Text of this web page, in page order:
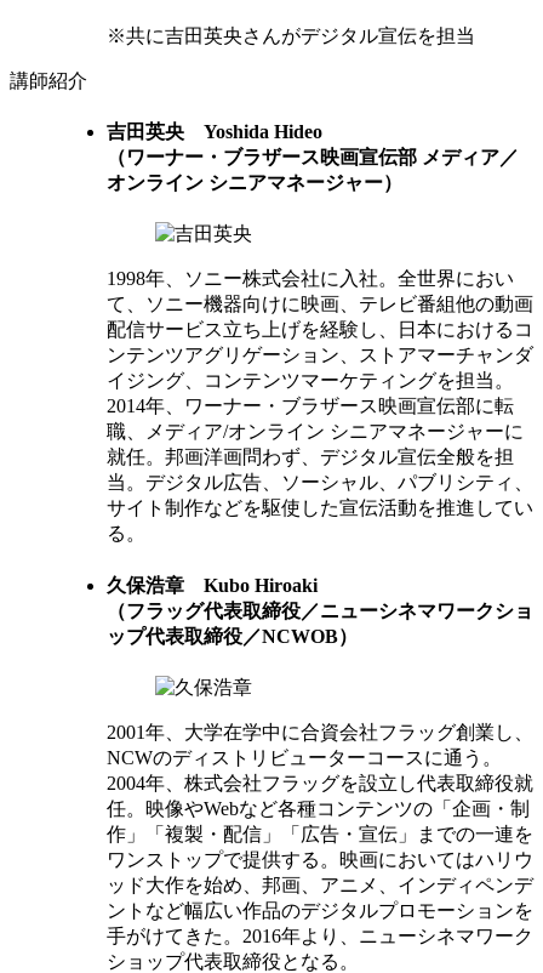
※共に吉田英央さんがデジタル宣伝を担当
講師紹介
吉田英央 Yoshida Hideo
（ワーナー・ブラザース映画宣伝部 メディア／
オンライン シニアマネージャー）
1998年、ソニー株式会社に入社。全世界におい
て、ソニー機器向けに映画、テレビ番組他の動画
配信サービス立ち上げを経験し、日本におけるコ
ンテンツアグリゲーション、ストアマーチャンダ
イジング、コンテンツマーケティングを担当。
2014年、ワーナー・ブラザース映画宣伝部に転
職、メディア/オンライン シニアマネージャーに
就任。邦画洋画問わず、デジタル宣伝全般を担
当。デジタル広告、ソーシャル、パブリシティ、
サイト制作などを駆使した宣伝活動を推進してい
る。
久保浩章 Kubo Hiroaki
（フラッグ代表取締役／ニューシネマワークショ
ップ代表取締役／NCWOB）
2001年、大学在学中に合資会社フラッグ創業し、
NCWのディストリビューターコースに通う。
2004年、株式会社フラッグを設立し代表取締役就
任。映像やWebなど各種コンテンツの「企画・制
作」「複製・配信」「広告・宣伝」までの一連を
ワンストップで提供する。映画においてはハリウ
ッド大作を始め、邦画、アニメ、インディペンデ
ントなど幅広い作品のデジタルプロモーションを
手がけてきた。2016年より、ニューシネマワーク
ショップ代表取締役となる。